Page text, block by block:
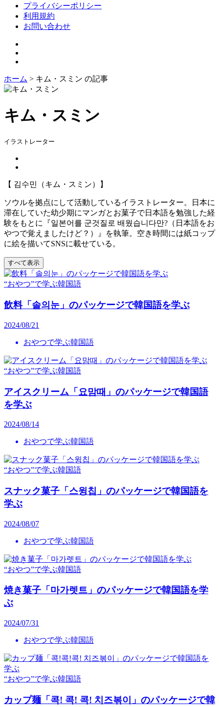
プライバシーポリシー
利用規約
お問い合わせ
ホーム > キム・スミン の記事
キム・スミン
イラストレーター
【 김수민（キム・スミン）】
ソウルを拠点にして活動しているイラストレーター。日本に
滞在していた幼少期にマンガとお菓子で日本語を勉強した経
験をもとに『일본어를 군것질로 배웠습니다만?（日本語をお
やつで覚えましたけど？）』を執筆。空き時間には紙コップ
に絵を描いてSNSに載せている。
すべて表示
“おやつ”で学ぶ韓国語
飲料「솔의눈」のパッケージで韓国語を学ぶ
2024/08/21
おやつで学ぶ韓国語
“おやつ”で学ぶ韓国語
アイスクリーム「요맘때」のパッケージで韓国語
を学ぶ
2024/08/14
おやつで学ぶ韓国語
“おやつ”で学ぶ韓国語
スナック菓子「스윙칩」のパッケージで韓国語を
学ぶ
2024/08/07
おやつで学ぶ韓国語
“おやつ”で学ぶ韓国語
焼き菓子「마가렛트」のパッケージで韓国語を学
ぶ
2024/07/31
おやつで学ぶ韓国語
“おやつ”で学ぶ韓国語
カップ麺「콕! 콕! 콕! 치즈볶이」のパッケージで韓